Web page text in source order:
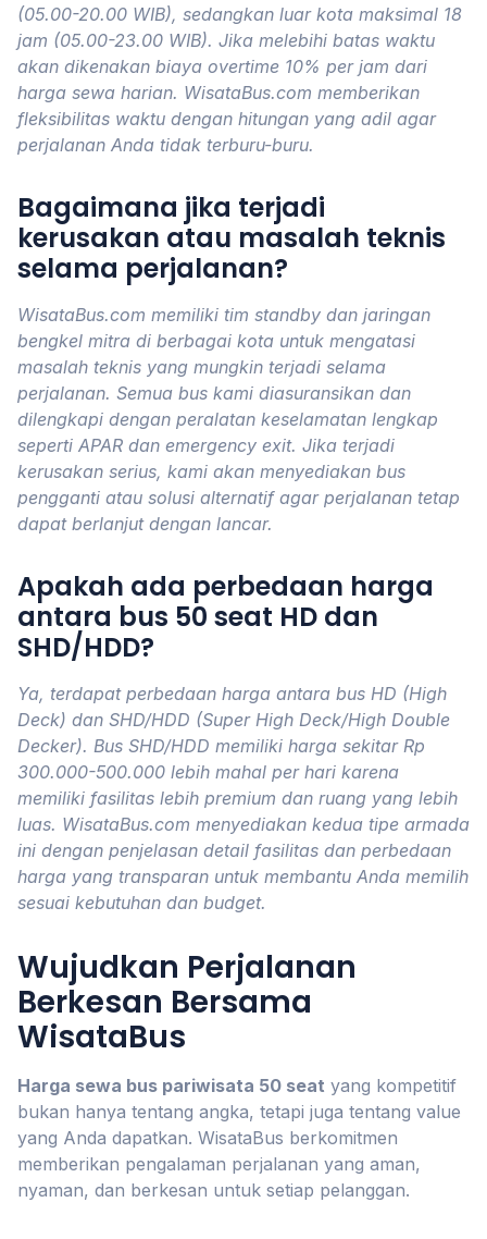
(05.00-20.00 WIB), sedangkan luar kota maksimal 18
jam (05.00-23.00 WIB). Jika melebihi batas waktu
akan dikenakan biaya overtime 10% per jam dari
harga sewa harian. WisataBus.com memberikan
fleksibilitas waktu dengan hitungan yang adil agar
perjalanan Anda tidak terburu-buru.
Bagaimana jika terjadi
kerusakan atau masalah teknis
selama perjalanan?
WisataBus.com memiliki tim standby dan jaringan
bengkel mitra di berbagai kota untuk mengatasi
masalah teknis yang mungkin terjadi selama
perjalanan. Semua bus kami diasuransikan dan
dilengkapi dengan peralatan keselamatan lengkap
seperti APAR dan emergency exit. Jika terjadi
kerusakan serius, kami akan menyediakan bus
pengganti atau solusi alternatif agar perjalanan tetap
dapat berlanjut dengan lancar.
Apakah ada perbedaan harga
antara bus 50 seat HD dan
SHD/HDD?
Ya, terdapat perbedaan harga antara bus HD (High
Deck) dan SHD/HDD (Super High Deck/High Double
Decker). Bus SHD/HDD memiliki harga sekitar Rp
300.000-500.000 lebih mahal per hari karena
memiliki fasilitas lebih premium dan ruang yang lebih
luas. WisataBus.com menyediakan kedua tipe armada
ini dengan penjelasan detail fasilitas dan perbedaan
harga yang transparan untuk membantu Anda memilih
sesuai kebutuhan dan budget.
Wujudkan Perjalanan
Berkesan Bersama
WisataBus
Harga sewa bus pariwisata 50 seat yang kompetitif
bukan hanya tentang angka, tetapi juga tentang value
yang Anda dapatkan. WisataBus berkomitmen
memberikan pengalaman perjalanan yang aman,
nyaman, dan berkesan untuk setiap pelanggan.